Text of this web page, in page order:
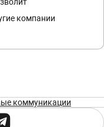
компании
коммуникации